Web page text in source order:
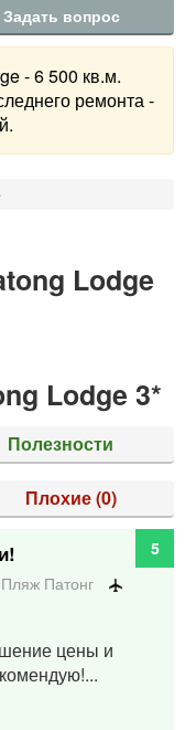
Задать вопрос
- 6 500 кв.м.
ремонта -
Lodge
Lodge 3*
Полезности
Плохие(0)
5
Пляж Патонг
цены и